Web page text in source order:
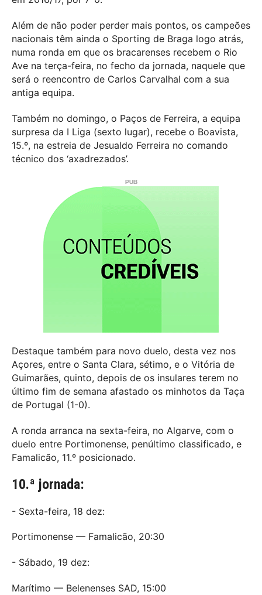
Além de não poder perder mais pontos, os campeões
nacionais têm ainda o Sporting de Braga logo atrás,
numa ronda em que os bracarenses recebem o Rio
Ave na terça-feira, no fecho da jornada, naquele que
será o reencontro de Carlos Carvalhal com a sua
antiga equipa.
Também no domingo, o Paços de Ferreira, a equipa
surpresa da I Liga (sexto lugar), recebe o Boavista,
15.º, na estreia de Jesualdo Ferreira no comando
técnico dos ‘axadrezados’.
Destaque também para novo duelo, desta vez nos
Açores, entre o Santa Clara, sétimo, e o Vitória de
Guimarães, quinto, depois de os insulares terem no
último fim de semana afastado os minhotos da Taça
de Portugal (1-0).
A ronda arranca na sexta-feira, no Algarve, com o
duelo entre Portimonense, penúltimo classificado, e
Famalicão, 11.º posicionado.
10.ª jornada:
- Sexta-feira, 18 dez:
Portimonense — Famalicão, 20:30
- Sábado, 19 dez:
Marítimo — Belenenses SAD, 15:00